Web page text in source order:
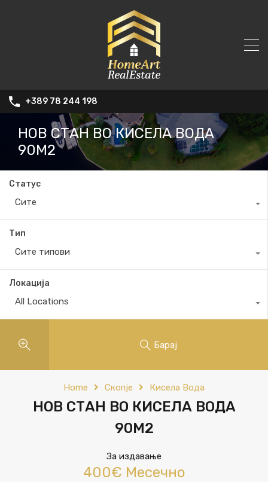
+389 78 244 198
НОВ СТАН ВО КИСЕЛА ВОДА
90М2
Статус
Сите
Тип
Сите типови
Локација
All Locations
Барај
Home Скопје Кисела Вода
НОВ СТАН ВО КИСЕЛА ВОДА
90М2
За издавање
400€ Месечно